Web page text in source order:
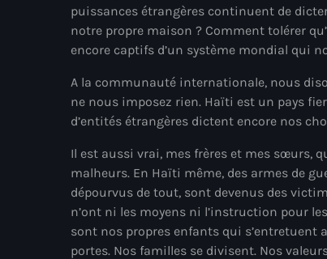
puissances étrangères continuent de
notre propre maison ? Comment tolérer
encore captifs d’un système mondial qui
A la communauté internationale, nous
ne nous imposez rien. Haïti est un pays
d’entités étrangères dictent encore nos
Il est aussi vrai, mes frères et mes sœurs,
malheurs. En Haïti même, des armes de
dépourvus de tout, sont devenus des
n’ont ni les moyens ni l’instruction pour
sont nos propres enfants qui s’entretuent
portes. Nos familles se divisent. Nos